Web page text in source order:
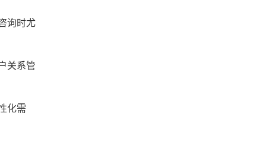
询时尤
关系管
化需